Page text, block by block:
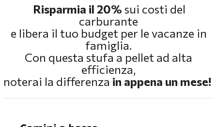
Risparmia il 20% sui costi del
carburante
e libera il tuo budget per le vacanze in
famiglia.
Con questa stufa a pellet ad alta
efficienza,
noterai la differenza in appena un mese!